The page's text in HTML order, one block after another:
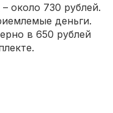
около 730 рублей.
деньги.
в 650 рублей